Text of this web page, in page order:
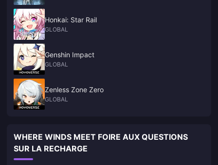
Honkai: Star Rail
GLOBAL
Genshin Impact
GLOBAL
Zenless Zone Zero
GLOBAL
WHERE WINDS MEET FOIRE AUX QUESTIONS
SUR LA RECHARGE